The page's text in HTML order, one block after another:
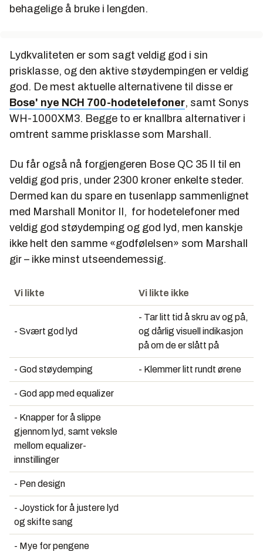
behagelige å bruke i lengden.
Lydkvaliteten er som sagt veldig god i sin
prisklasse, og den aktive støydempingen er veldig
god. De mest aktuelle alternativene til disse er
Bose' nye NCH 700-hodetelefoner, samt Sonys
WH-1000XM3. Begge to er knallbra alternativer i
omtrent samme prisklasse som Marshall.
Du får også nå forgjengeren Bose QC 35 II til en
veldig god pris, under 2300 kroner enkelte steder.
Dermed kan du spare en tusenlapp sammenlignet
med Marshall Monitor II, for hodetelefoner med
veldig god støydemping og god lyd, men kanskje
ikke helt den samme «godfølelsen» som Marshall
gir – ikke minst utseendemessig.
Vi likte Vi likte ikke
- Svært god lyd
- Tar litt tid å skru av og på,
og dårlig visuell indikasjon
på om de er slått på
- God støydemping - Klemmer litt rundt ørene
- God app med equalizer
- Knapper for å slippe
gjennom lyd, samt veksle
mellom equalizer-
innstillinger
- Pen design
- Joystick for å justere lyd
og skifte sang
- Mye for pengene